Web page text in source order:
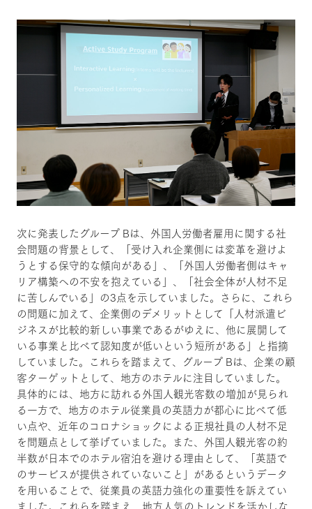
次に発表したグループ Bは、外国人労働者雇用に関する社
会問題の背景として、「受け入れ企業側には変革を避けよ
うとする保守的な傾向がある」、「外国人労働者側はキャ
リア構築への不安を抱えている」、「社会全体が人材不足
に苦しんでいる」の3点を示していました。さらに、これら
の問題に加えて、企業側のデメリットとして「人材派遣ビ
ジネスが比較的新しい事業であるがゆえに、他に展開して
いる事業と比べて認知度が低いという短所がある」と指摘
していました。これらを踏まえて、グループ Bは、企業の顧
客ターゲットとして、地方のホテルに注目していました。
具体的には、地方に訪れる外国人観光客数の増加が見られ
る一方で、地方のホテル従業員の英語力が都心に比べて低
い点や、近年のコロナショックによる正規社員の人材不足
を問題点として挙げていました。また、外国人観光客の約
半数が日本でのホテル宿泊を避ける理由として、「英語で
のサービスが提供されていないこと」があるというデータ
を用いることで、従業員の英語力強化の重要性を訴えてい
ました。これらを踏まえ、地方人気のトレンドを活かしな